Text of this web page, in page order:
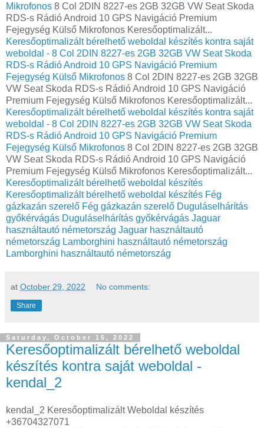
Mikrofonos 8 Col 2DIN 8227-es 2GB 32GB VW Seat Skoda
RDS-s Rádió Android 10 GPS Navigáció Premium
Fejegység Külső Mikrofonos Keresőoptimalizált...
Keresőoptimalizált bérelhető weboldal készítés kontra saját
weboldal - 8 Col 2DIN 8227-es 2GB 32GB VW Seat Skoda
RDS-s Rádió Android 10 GPS Navigáció Premium
Fejegység Külső Mikrofonos 8 Col 2DIN 8227-es 2GB 32GB
VW Seat Skoda RDS-s Rádió Android 10 GPS Navigáció
Premium Fejegység Külső Mikrofonos Keresőoptimalizált...
Keresőoptimalizált bérelhető weboldal készítés kontra saját
weboldal - 8 Col 2DIN 8227-es 2GB 32GB VW Seat Skoda
RDS-s Rádió Android 10 GPS Navigáció Premium
Fejegység Külső Mikrofonos 8 Col 2DIN 8227-es 2GB 32GB
VW Seat Skoda RDS-s Rádió Android 10 GPS Navigáció
Premium Fejegység Külső Mikrofonos Keresőoptimalizált...
Keresőoptimalizált bérelhető weboldal készítés
Keresőoptimalizált bérelhető weboldal készítés Fég
gázkazán szerelő Fég gázkazán szerelő Duguláselhárítás
győkérvágás Duguláselhárítás győkérvágás Jaguar
használtautó németország Jaguar használtautó
németország Lamborghini használtautó németország
Lamborghini használtautó németország
at October 29, 2022 No comments:
Share
Saturday, October 15, 2022
Keresőoptimalizált bérelhető weboldal
készítés kontra saját weboldal -
kendal_2
kendal_2 Keresőoptimalizált Weboldal készítés
+36704327071